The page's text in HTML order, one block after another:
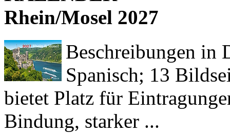
Rhein/Mosel 2027
Beschreibungen in
Spanisch; 13
bietet Platz für
Bindung, starker ...